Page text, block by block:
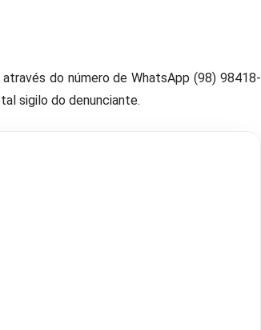
do número de WhatsApp (98) 98418-
sigilo do denunciante.